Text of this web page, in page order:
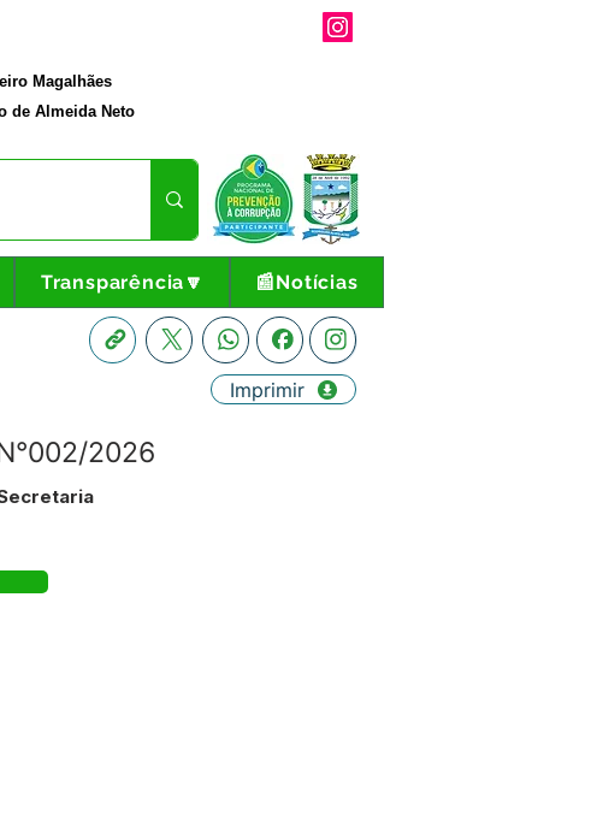
Magalhães
de Almeida Neto
Transparência🔽 📰Notícias
2026
Imprimir